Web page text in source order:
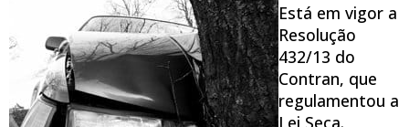
Está em vigor a
Resolução
432/13 do
Contran, que
regulamentou a
Lei Seca.